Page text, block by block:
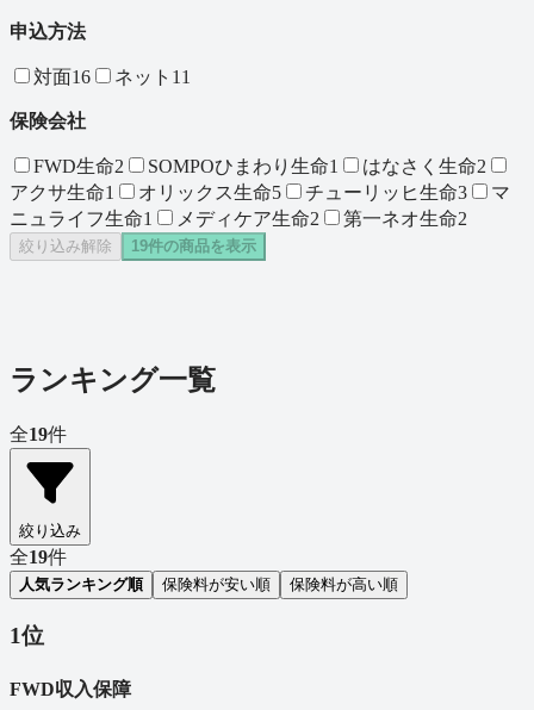
申込方法
対面16 ネット 11
保険会社
FWD生命2 SOMPOひまわり生命1 はなさく生命2
アクサ生命1 オリックス生命5 チューリッヒ生命3
マ
ニュライフ生命1 メディケア生命2 第一ネオ生命2
絞り込み解除 19件の商品を表示
ランキング一覧
全19件
絞り込み
全19件
人気ランキング順 保険料が安い順 保険料が高い順
1位
FWD収入保障